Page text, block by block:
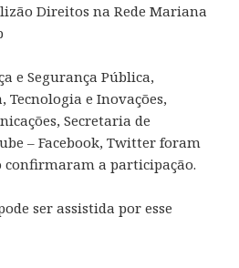
Direitos na Rede Mariana
e Segurança Pública,
Tecnologia e Inovações,
Secretaria de
– Facebook, Twitter foram
confirmaram a participação.
ser assistida por esse